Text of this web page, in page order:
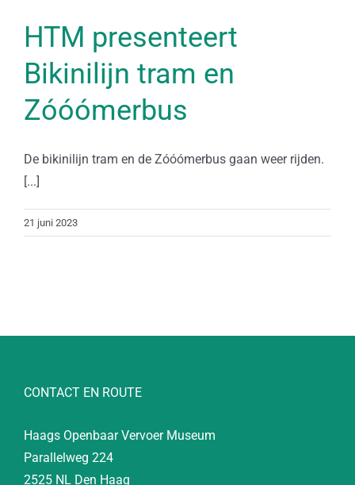
HTM presenteert
Bikinilijn tram en
Zóóómerbus
De bikinilijn tram en de Zóóómerbus gaan weer rijden.
[...]
21 juni 2023
CONTACT EN ROUTE
Haags Openbaar Vervoer Museum
Parallelweg 224
2525 NL Den Haag